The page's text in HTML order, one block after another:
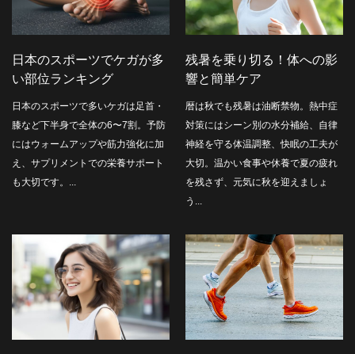
日本のスポーツでケガが多
い部位ランキング
日本のスポーツで多いケガは足首・
膝など下半身で全体の6〜7割。予防
にはウォームアップや筋力強化に加
え、サプリメントでの栄養サポート
も大切です。...
残暑を乗り切る！体への影
響と簡単ケア
暦は秋でも残暑は油断禁物。熱中症
対策にはシーン別の水分補給、自律
神経を守る体温調整、快眠の工夫が
大切。温かい食事や休養で夏の疲れ
を残さず、元気に秋を迎えましょ
う...